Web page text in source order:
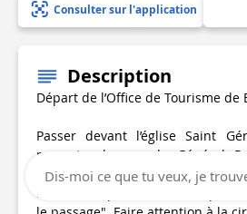
Consulter sur l'application
Description
Départ de l’Office de Tourisme de
Passer devant l’église Saint
remonter la rue du Général
gauche sur la « route de
hameau et poursuivre
Dis-moi ce que tu veux, je